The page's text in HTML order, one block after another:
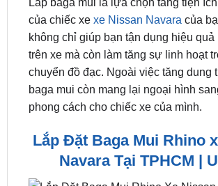
0949.60.3979 hoặc0987.801.029để
kỹ thuật viên hỗ trợ nhanh chóng nhất.
Lắp baga mui là lựa chọn tăng tiện
của chiếc xexe Nissan Navaracủa
không chỉ giúp bạn tận dụng hiệu quả
trên xe mà còn làm tăng sự linh hoạt
baga mui còn mang lại ngoại hình
phong cách cho chiếc xe của mình.